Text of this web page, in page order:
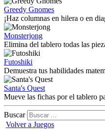
Greedy Gnomes
¡Haz columnas en hilera o en
Monsterjong
Elimina del tablero todas las
Futoshiki
Demuestra tus habilidades
Santa's Quest
Mueve las fichas por el tablero
Buscar
Volver a Juegos